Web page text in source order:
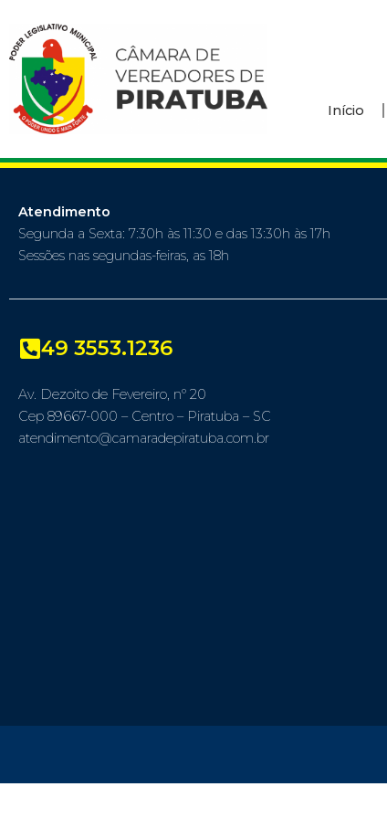
Início
Atendimento
Segunda a Sexta: 7:30h às 11:30 e das 13:30h às 17h
Sessões nas segundas-feiras, as 18h
49 3553.1236
Av. Dezoito de Fevereiro, nº 20
Cep 89667-000 – Centro – Piratuba – SC
atendimento@camaradepiratuba.com.br